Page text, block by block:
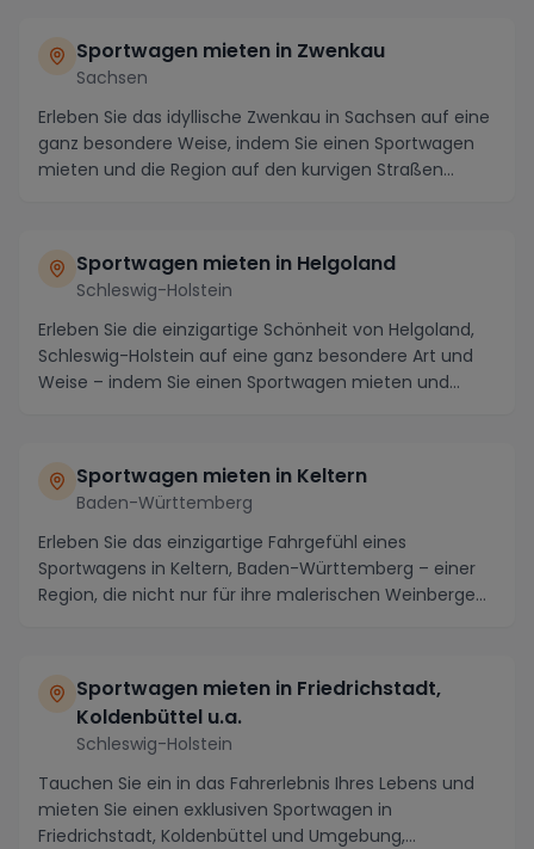
Sportwagen mieten in Zwenkau
Sachsen
Erleben Sie das idyllische Zwenkau in Sachsen auf eine
ganz besondere Weise, indem Sie einen Sportwagen
mieten und die Region auf den kurvigen Straßen...
Sportwagen mieten in Helgoland
Schleswig-Holstein
Erleben Sie die einzigartige Schönheit von Helgoland,
Schleswig-Holstein auf eine ganz besondere Art und
Weise – indem Sie einen Sportwagen mieten und...
Sportwagen mieten in Keltern
Baden-Württemberg
Erleben Sie das einzigartige Fahrgefühl eines
Sportwagens in Keltern, Baden-Württemberg – einer
Region, die nicht nur für ihre malerischen Weinberge
Sportwagen mieten in Friedrichstadt,
Koldenbüttel u.a.
Schleswig-Holstein
Tauchen Sie ein in das Fahrerlebnis Ihres Lebens und
mieten Sie einen exklusiven Sportwagen in
Friedrichstadt, Koldenbüttel und Umgebung,